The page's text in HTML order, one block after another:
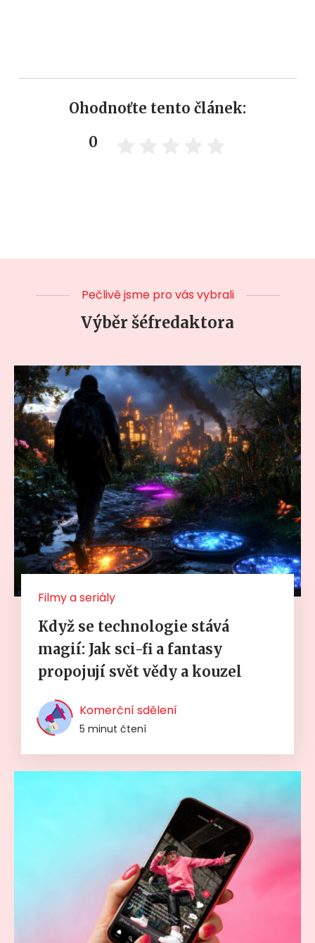
Ohodnoťte tento článek:
0
Pečlivě jsme pro vás vybrali
Výběr šéfredaktora
Filmy a seriály
Když se technologie stává
magií: Jak sci-fi a fantasy
propojují svět vědy a kouzel
Komerční sdělení
5 minut čtení